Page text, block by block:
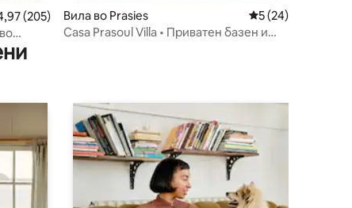
оцена: 4,97 од 5, 205 рецензии
(205)
Вила во Prasies Просечна оцена:
5 (24)
Casa Prasoul Villa • Приватен базен и